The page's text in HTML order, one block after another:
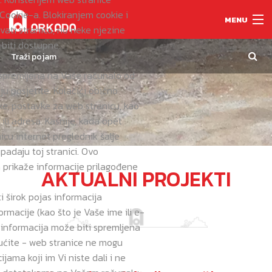
MENU
O NAMA
USLUGE
PROIZVODI
PROJEKTI
KONTAKT
AKTUALNI PROJEKTI
a. Blokiranjem cookie i
stranicu, no neke njezine
biti dostupne.
na Vaše računalo od
posjetite. Kolačići obično
postavke za web stranicu, kao
adresa. Kasnije, kada opet
internet preglednik šalje
toj stranici. Ovo
informacije prilagođene
širok pojas informacija
(kao što je Vaše ime ili e-
može biti spremljena
- web stranice ne mogu
koji im Vi niste dali i ne